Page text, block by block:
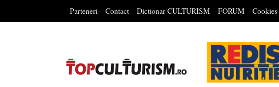
Parteneri Contact Dictionar CULTURISM FORUM Cookies